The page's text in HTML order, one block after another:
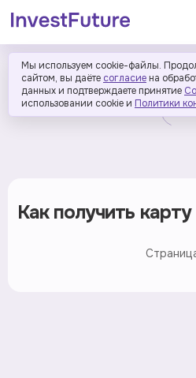
Мы используем cookie-файлы.
сайтом, вы даёте согласие на
данных и подтверждаете принятие
использовании cookie и Политики
Как получить карту